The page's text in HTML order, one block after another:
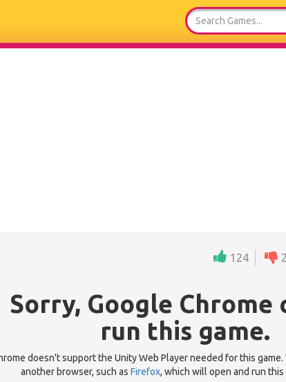
124
Sorry, Google Chrome
run this game.
doesn't support the Unity Web Player needed for this game.
another browser, such as Firefox, which will open and run